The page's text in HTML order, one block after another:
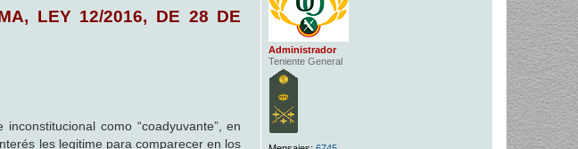
Administrador
Teniente General
LEY 12/2016, DE 28 DE
como “coadyuvante”, en
les legitime para comparecer en los